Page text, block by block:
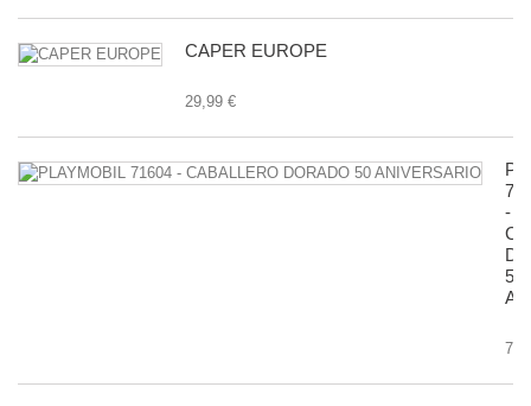
CAPER EUROPE
29,99 €
-
50